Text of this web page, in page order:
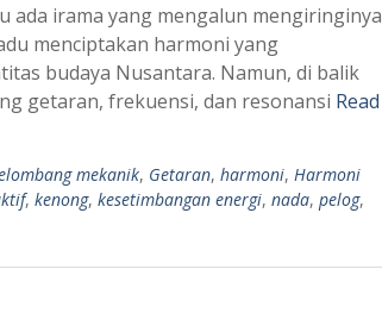
ada irama yang mengalun mengiringinya
menciptakan harmoni yang
budaya Nusantara. Namun, di balik
getaran, frekuensi, dan resonansi Read
mekanik, Getaran, harmoni, Harmoni
, kenong, kesetimbangan energi, nada, pelog,